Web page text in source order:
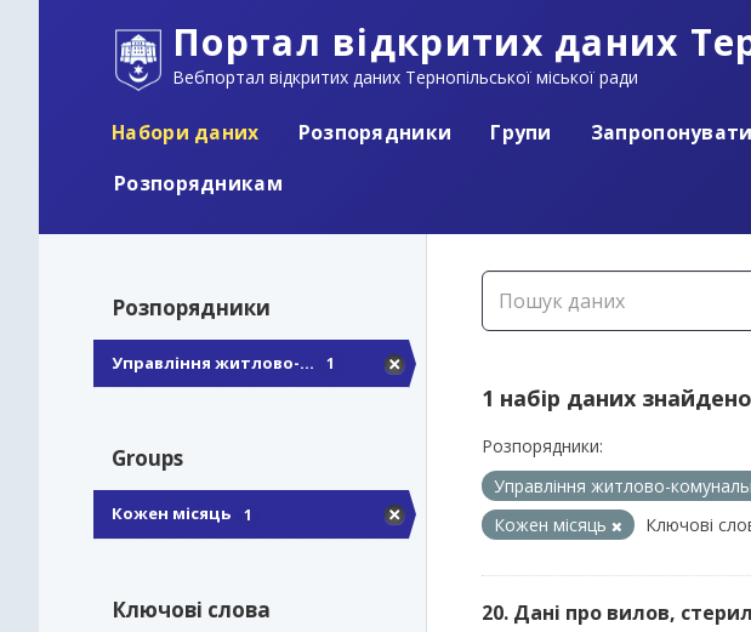
Портал відкритих даних
Вебпортал відкритих даних Тернопільської міської ради
Набори даних Розпорядники Групи
Розпорядникам
Розпорядники
Управління житлово-... 1
Groups
Кожен місяць 1
Ключові слова
1 набір даних знайдено
Розпорядники:
Управління житлово-
Кожен місяць
Ключові
20. Дані про вилов,